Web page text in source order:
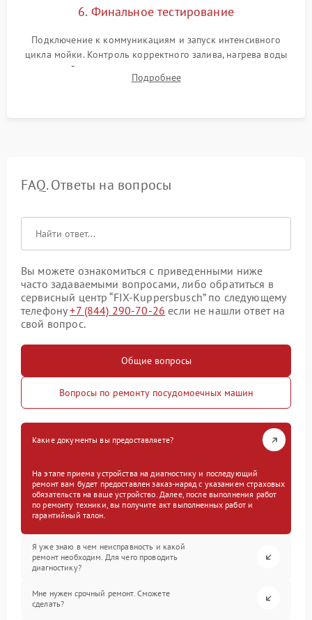
6. Финальное тестирование
Подключение к коммуникациям и запуск интенсивного
цикла мойки. Контроль корректного залива, нагрева воды
до нужной температуры, отсутствия посторонних шумов,
штатного слива и абсолютной сухости в поддоне.
Подробнее
FAQ. Ответы на вопросы
Вы можете ознакомиться с приведенными ниже
часто задаваемыми вопросами, либо обратиться в
сервисный центр “FIX-Kuppersbusch” по следующему
телефону+7 (844) 290-70-26 если не нашли ответ на
свой вопрос.
Общие вопросы
Вопросы по ремонту посудомоечных машин
Какие документы вы предоставляете?
На этапе приема устройства на диагностику и последующий
ремонт вам будет предоставлен заказ-наряд с указанием страховых
обязательств на ваше устройство. Далее, после выполнения работ
по ремонту техники, вы получите акт выполненных работ и
гарантийный талон.
Я уже знаю в чем неисправность и какой
ремонт необходим. Для чего проводить
диагностику?
Мне нужен срочный ремонт. Сможете
сделать?